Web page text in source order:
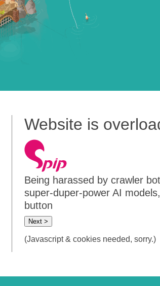
Website is
Being harassed by crawler
super-duper-power AI
button
Next >
(Javascript & cookies needed, sorry.)